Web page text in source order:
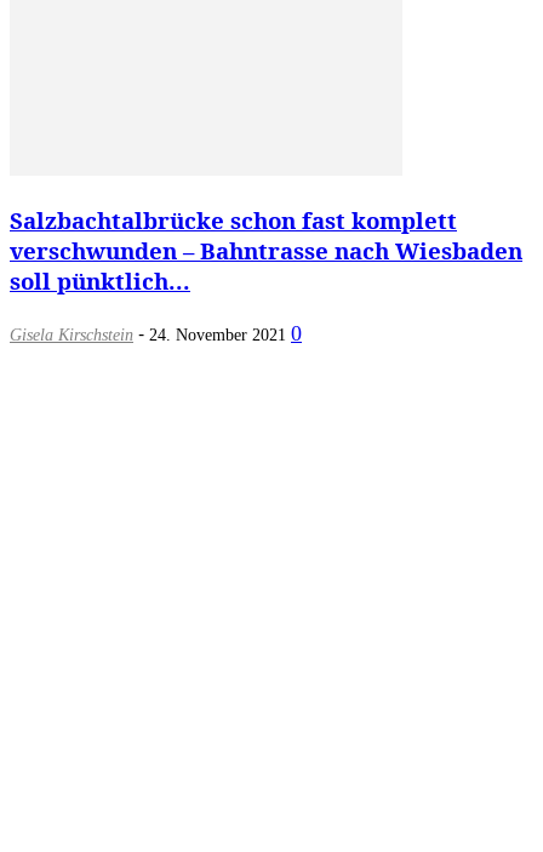
Salzbachtalbrücke schon fast komplett
verschwunden – Bahntrasse nach Wiesbaden
soll pünktlich...
Gisela Kirschstein - 24. November 2021 0